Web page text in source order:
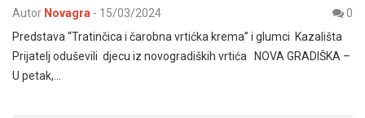
Autor Novagra - 15/03/2024
0
Predstava “Tratinčica i čarobna vrtićka krema” i glumci Kazališta
Prijatelj oduševili djecu iz novogradiških vrtića NOVA GRADIŠKA –
U petak,…